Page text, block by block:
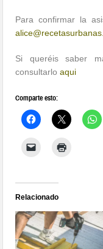
Para confirmar la
Si queréis saber
consultarloaqui
Comparte esto:
Relacionado